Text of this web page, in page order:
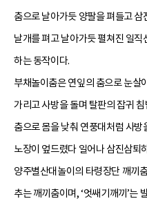
춤으로 날아가듯 양팔을 펴들고
날개를 펴고 날아가듯 펼쳐진 일
하는 동작이다.
부채놀이춤은 연잎의 춤으로 눈살
가리고 사방을 돌며 탈판의 잡귀
춤으로 몸을 낮춰 연풍대처럼 사
노장이 엎드렸다 일어나 삼진삼퇴
양주별산대놀이의 타령장단 깨끼
추는 깨끼춤이며, ‘엇쌔기깨끼’는